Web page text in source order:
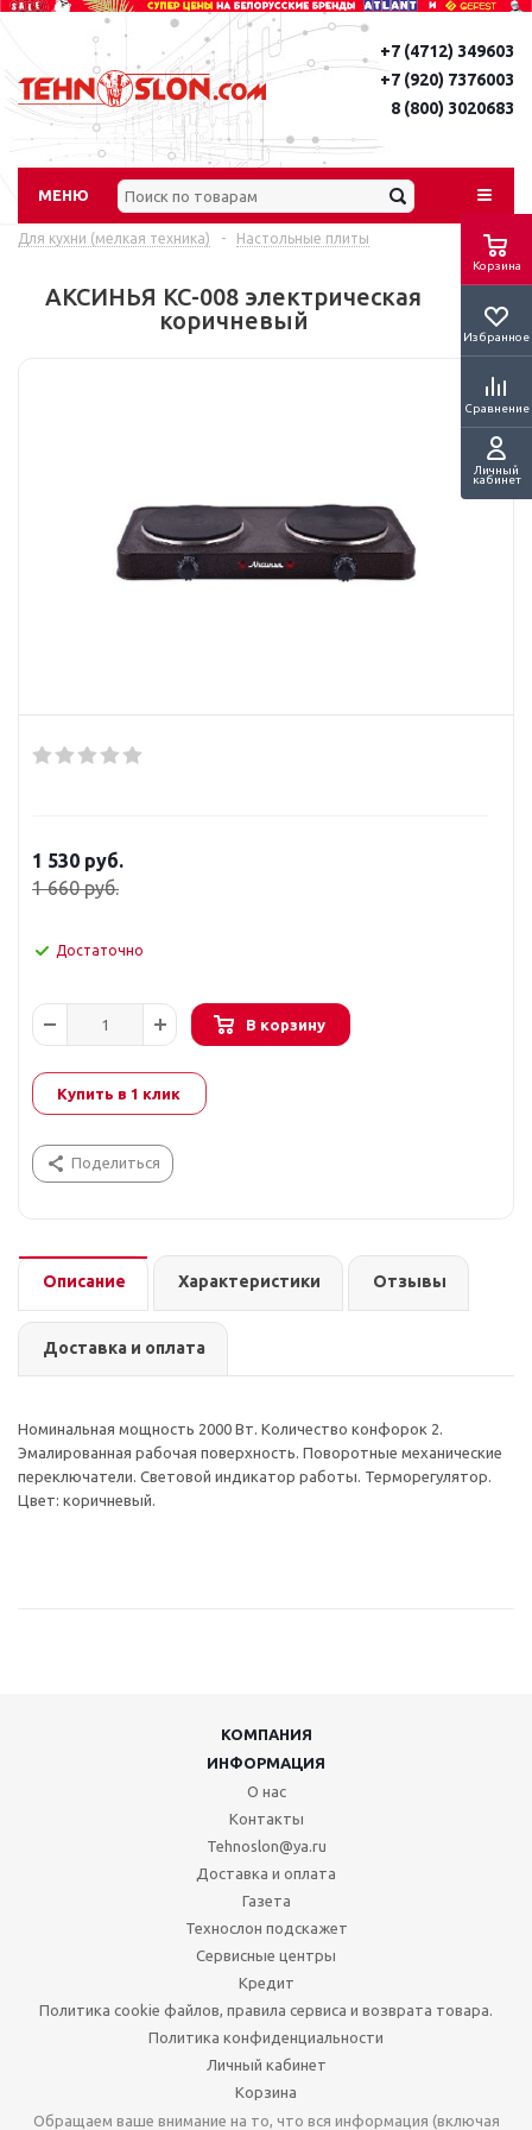
Корзина
Избранное
Сравнение
Личный
кабинет
+7 (4712) 349603
+7 (920) 7376003
8 (800) 3020683
МЕНЮ
Для кухни (мелкая техника) - Настольные плиты
АКСИНЬЯ КС-008 электрическая
коричневый
1 530 руб.
1 660руб.
Достаточно
В корзину
Купить в 1 клик
Поделиться
Описание Характеристики Отзывы
Доставка и оплата
Номинальная мощность 2000 Вт. Количество конфорок 2.
Эмалированная рабочая поверхность. Поворотные механические
переключатели. Световой индикатор работы. Терморегулятор.
Цвет: коричневый.
КОМПАНИЯ
ИНФОРМАЦИЯ
О нас
Контакты
Tehnoslon@ya.ru
Доставка и оплата
Газета
Технослон подскажет
Сервисные центры
Кредит
Политика cookie файлов, правила сервиса и возврата товара.
Политика конфиденциальности
Личный кабинет
Корзина
Обращаем ваше внимание на то, что вся информация (включая